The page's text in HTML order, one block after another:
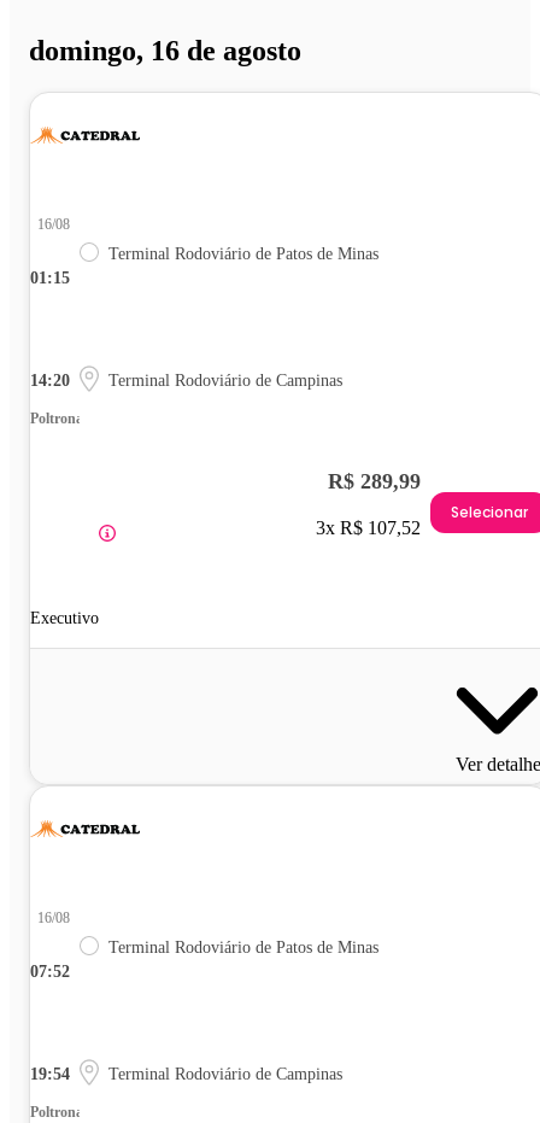
domingo, 16 de agosto
01:15
16/08
Terminal Rodoviário de Patos de Minas
14:20 Terminal Rodoviário de Campinas
Poltrona
Executivo
R$ 289,99
3x R$ 107,52
Selecionar
Ver
07:52
16/08
Terminal Rodoviário de Patos de Minas
19:54 Terminal Rodoviário de Campinas
Poltrona